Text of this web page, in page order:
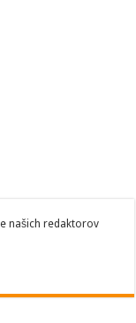
našich redaktorov